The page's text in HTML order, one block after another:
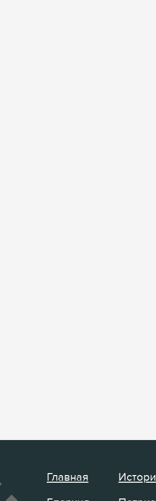
Главная